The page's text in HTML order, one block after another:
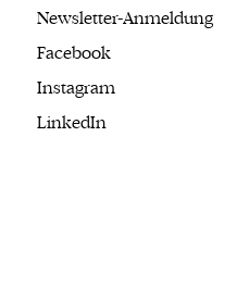
Newsletter-Anmeldung
Facebook
Instagram
LinkedIn